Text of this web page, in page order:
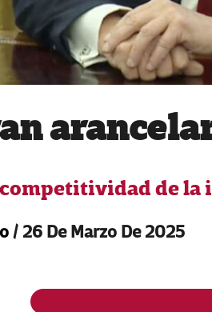
de la
/ 26 De Marzo De 2025